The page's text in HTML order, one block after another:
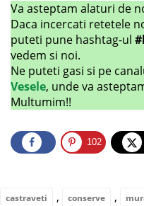
Va asteptam alaturi de
Daca incercati retetele
puteti pune hashtag-ul
vedem si noi.
Ne puteti gasi si pe
Vesele, unde va
Multumim!!
102
castraveti , conserve ,